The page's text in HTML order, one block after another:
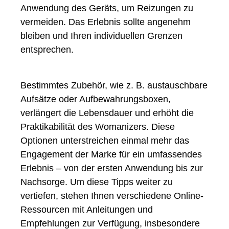
Anwendung des Geräts, um Reizungen zu
vermeiden. Das Erlebnis sollte angenehm
bleiben und Ihren individuellen Grenzen
entsprechen.
Bestimmtes Zubehör, wie z. B. austauschbare
Aufsätze oder Aufbewahrungsboxen,
verlängert die Lebensdauer und erhöht die
Praktikabilität des Womanizers. Diese
Optionen unterstreichen einmal mehr das
Engagement der Marke für ein umfassendes
Erlebnis – von der ersten Anwendung bis zur
Nachsorge. Um diese Tipps weiter zu
vertiefen, stehen Ihnen verschiedene Online-
Ressourcen mit Anleitungen und
Empfehlungen zur Verfügung, insbesondere